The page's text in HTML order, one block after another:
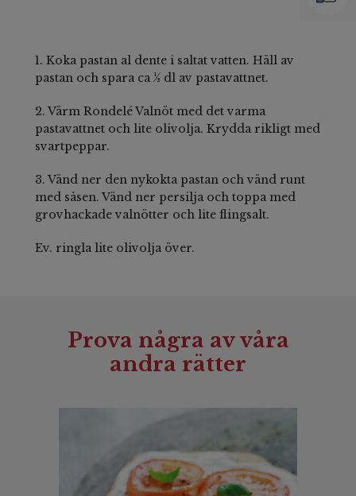
1. Koka pastan al dente i saltat vatten. Häll av
pastan och spara ca ½ dl av pastavattnet.
2. Värm Rondelé Valnöt med det varma
pastavattnet och lite olivolja. Krydda rikligt med
svartpeppar.
3. Vänd ner den nykokta pastan och vänd runt
med såsen. Vänd ner persilja och toppa med
grovhackade valnötter och lite flingsalt.
Ev. ringla lite olivolja över.
Prova några av våra
andra rätter